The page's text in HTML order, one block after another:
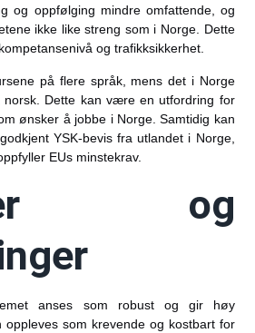
og oppfølging mindre omfattende, og
ikke like streng som i Norge. Dette
og trafikksikkerhet.
på flere språk, mens det i Norge
Dette kan være en utfordring for
ønsker å jobbe i Norge. Samtidig kan
YSK-bevis fra utlandet i Norge,
EUs minstekrav.
og
anses som robust og gir høy
oppleves som krevende og kostbart for